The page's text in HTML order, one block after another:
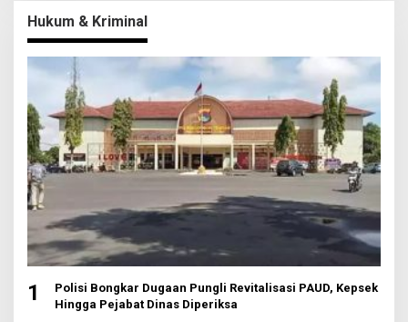
Hukum & Kriminal
1
Polisi Bongkar Dugaan Pungli Revitalisasi PAUD, Kepsek
Hingga Pejabat Dinas Diperiksa